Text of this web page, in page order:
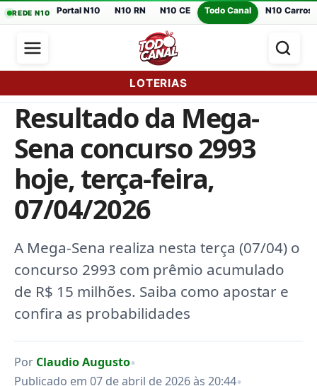
REDE N10 Portal N10 N10 RN N10 CE Todo Canal N10 Carros
LOTERIAS
Resultado da Mega-
Sena concurso 2993
hoje, terça-feira,
07/04/2026
A Mega-Sena realiza nesta terça (07/04) o
concurso 2993 com prêmio acumulado
de R$ 15 milhões. Saiba como apostar e
confira as probabilidades
Por Claudio Augusto•
Publicado em 07 de abril de 2026 às 20:44•